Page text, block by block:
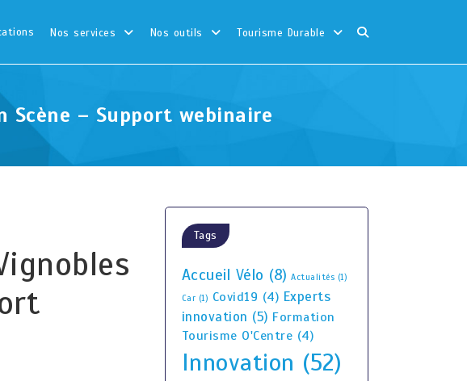
Nos services Nos outils Tourisme Durable
Scène – Support webinaire
Tags
Accueil Vélo (8) Actualités (1)
Car (1) Covid19 (4) Experts
innovation (5) Formation
Tourisme O'Centre (4)
Innovation (52)